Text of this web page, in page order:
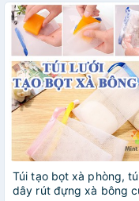
Túi tạo bọt xà phòng,
dây rút đựng xà bông